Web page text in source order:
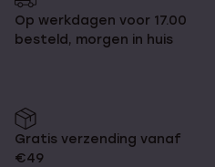
Op werkdagen voor 17.00
besteld, morgen in huis
Gratis verzending vanaf
€49